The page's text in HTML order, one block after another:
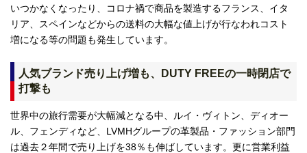
いつかなくなったり、コロナ禍で商品を製造するフランス、イタ
リア、スペインなどからの送料の大幅な値上げが行なわれコスト
増になる等の問題も発生しています。
人気ブランド売り上げ増も、DUTY FREEの一時閉店で
打撃も
世界中の旅行需要が大幅減となる中、ルイ・ヴィトン、ディオー
ル、フェンディなど、LVMHグループの革製品・ファッション部門
は過去２年間で売り上げを38％も伸ばしています。更に営業利益